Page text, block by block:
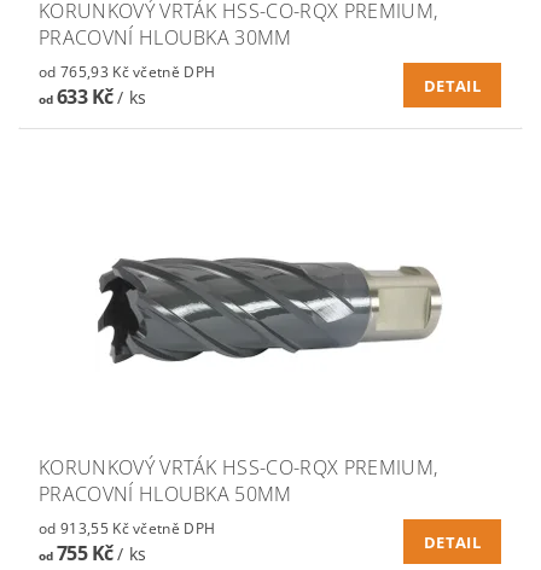
KORUNKOVÝ VRTÁK HSS-CO-RQX PREMIUM,
PRACOVNÍ HLOUBKA 30MM
od 765,93 Kč včetně DPH
od633 Kč/ ks
DETAIL
KORUNKOVÝ VRTÁK HSS-CO-RQX PREMIUM,
PRACOVNÍ HLOUBKA 50MM
od 913,55 Kč včetně DPH
od755 Kč/ ks
DETAIL